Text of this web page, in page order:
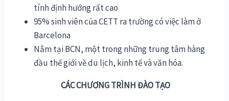
tính định hướng rất cao
95% sinh viên của CETT ra trường có việc làm ở
Barcelona
Nằm tại BCN, một trong những trung tâm hàng
đầu thế giới về du lịch, kinh tế và văn hóa.
CÁC CHƯƠNG TRÌNH ĐÀO TẠO